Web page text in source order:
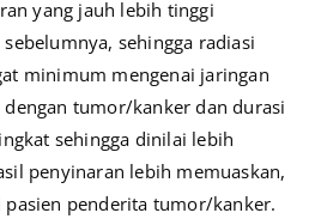
yang jauh lebih tinggi
sehingga radiasi
minimum mengenai jaringan
tumor/kanker dan durasi
sehingga dinilai lebih
penyinaran lebih memuaskan,
penderita tumor/kanker.